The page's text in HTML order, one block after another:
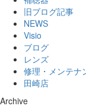
旧ブログ記事
NEWS
Visio
ブログ
レンズ
修理・メンテナ
田崎店
Archive